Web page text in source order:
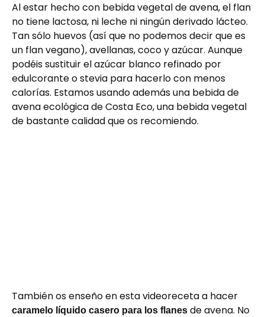
Al estar hecho con bebida vegetal de avena, el flan
no tiene lactosa, ni leche ni ningún derivado lácteo.
Tan sólo huevos (así que no podemos decir que es
un flan vegano), avellanas, coco y azúcar. Aunque
podéis sustituir el azúcar blanco refinado por
edulcorante o stevia para hacerlo con menos
calorías. Estamos usando además una bebida de
avena ecológica de Costa Eco, una bebida vegetal
de bastante calidad que os recomiendo.
También os enseño en esta videoreceta a hacer
caramelo líquido casero para los flanes de avena. No